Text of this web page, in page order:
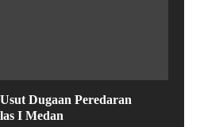
Dugaan Peredaran
I Medan